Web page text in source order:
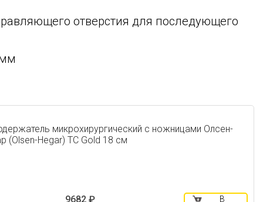
отверстия для последующего
микрохирургический c ножницами Олсен-
(Olsen-Hegar) TC Gold 18 см
9682 ₽
В